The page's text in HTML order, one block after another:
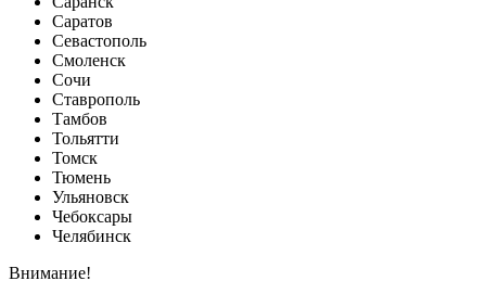
Саратов
Севастополь
Смоленск
Сочи
Ставрополь
Тамбов
Тольятти
Томск
Тюмень
Ульяновск
Чебоксары
Челябинск
Внимание!